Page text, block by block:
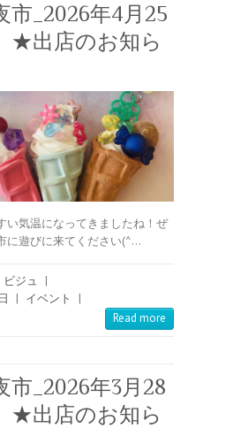
市_2026年4月25
★出店のお知ら
い気温になってきましたね！ぜ
に遊びに来てください(^…
ジュ
|
| イベント
|
Read more
市_2026年3月28
★出店のお知ら